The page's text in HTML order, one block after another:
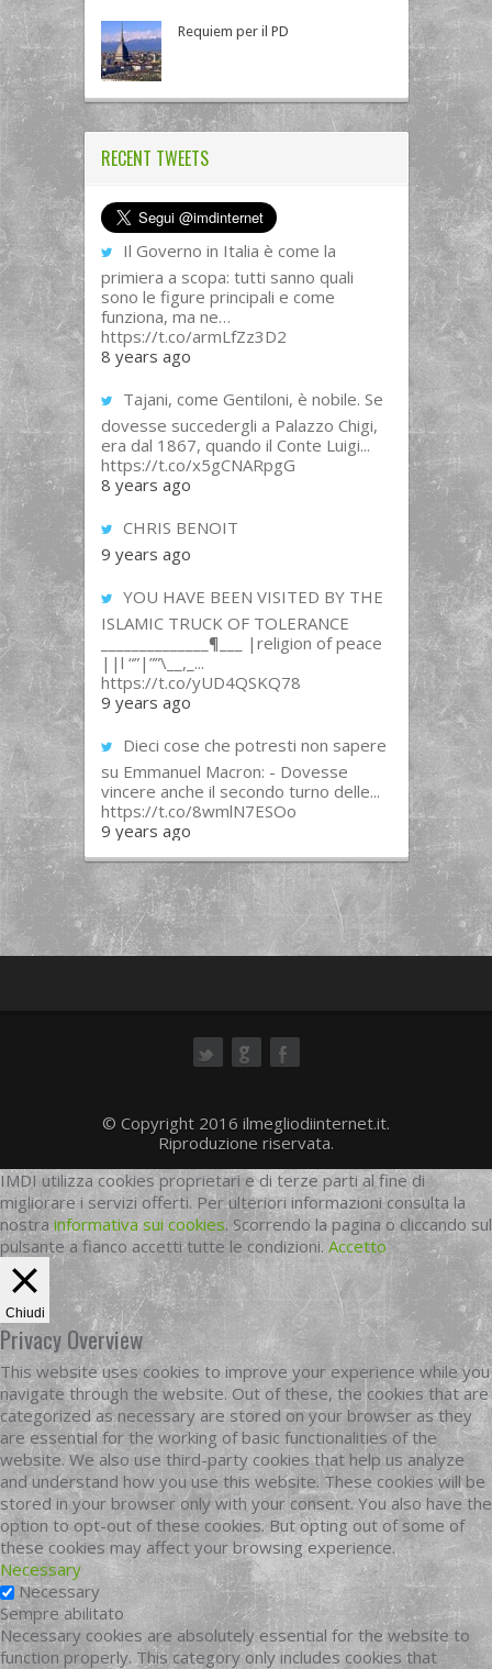
Requiem per il PD
RECENT TWEETS
Il Governo in Italia è come la
primiera a scopa: tutti sanno quali
sono le figure principali e come
funziona, ma ne…
https://t.co/armLfZz3D2
8 years ago
Tajani, come Gentiloni, è nobile. Se
dovesse succedergli a Palazzo Chigi,
era dal 1867, quando il Conte Luigi...
https://t.co/x5gCNARpgG
8 years ago
CHRIS BENOIT
9 years ago
YOU HAVE BEEN VISITED BY THE
ISLAMIC TRUCK OF TOLERANCE
______________¶___ |religion of peace
||l “”|””\__,_...
https://t.co/yUD4QSKQ78
9 years ago
Dieci cose che potresti non sapere
su Emmanuel Macron: - Dovesse
vincere anche il secondo turno delle...
https://t.co/8wmlN7ESOo
9 years ago
© Copyright 2016 ilmegliodiinternet.it.
Riproduzione riservata.
IMDI utilizza cookies proprietari e di terze parti al fine di
migliorare i servizi offerti. Per ulteriori informazioni consulta la
nostrainformativa sui cookies. Scorrendo la pagina o cliccando sul
pulsante a fianco accetti tutte le condizioni. Accetto
Chiudi
Privacy Overview
This website uses cookies to improve your experience while you
navigate through the website. Out of these, the cookies that are
categorized as necessary are stored on your browser as they
are essential for the working of basic functionalities of the
website. We also use third-party cookies that help us analyze
and understand how you use this website. These cookies will be
stored in your browser only with your consent. You also have the
option to opt-out of these cookies. But opting out of some of
these cookies may affect your browsing experience.
Necessary
Necessary
Sempre abilitato
Necessary cookies are absolutely essential for the website to
function properly. This category only includes cookies that